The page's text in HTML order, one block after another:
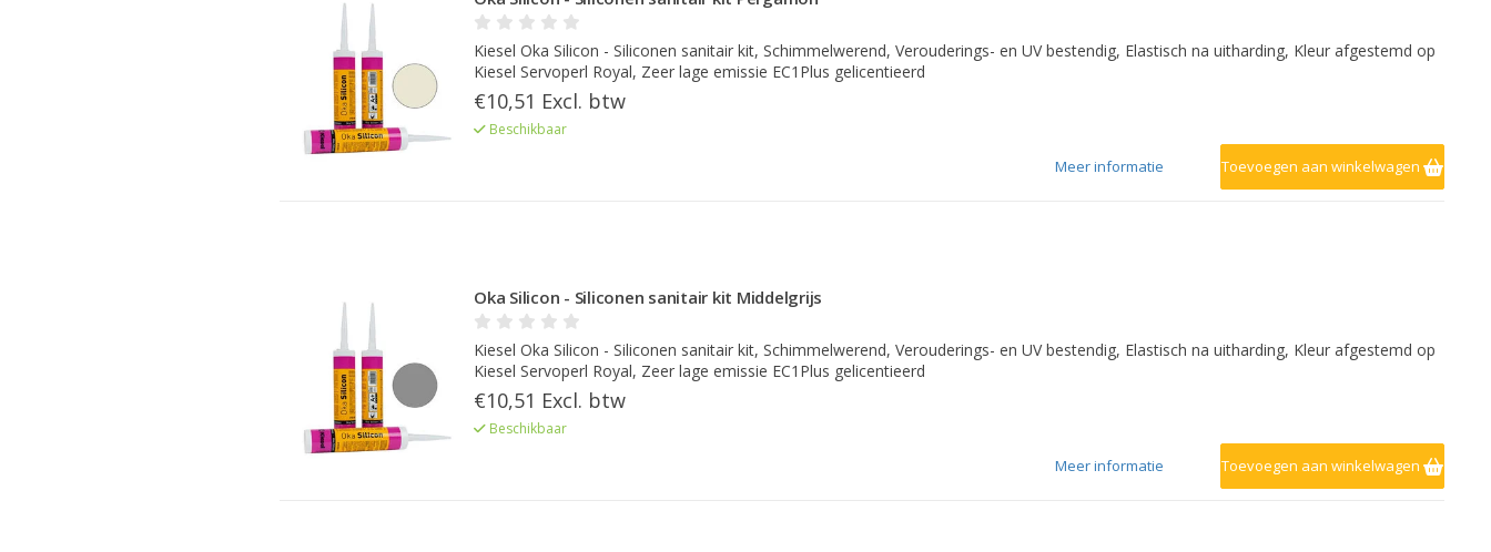
Kiesel Oka Silicon - Siliconen sanitair kit, Schimmelwerend, Verouderings- en UV bestendig, Elastisch na uitharding, Kleur afgestemd op
Kiesel Servoperl Royal, Zeer lage emissie EC1Plus gelicentieerd
€10,51 Excl. btw
Beschikbaar
Toevoegen aan winkelwagen
Meer informatie
Oka Silicon - Siliconen sanitair kit Middelgrijs
Kiesel Oka Silicon - Siliconen sanitair kit, Schimmelwerend, Verouderings- en UV bestendig, Elastisch na uitharding, Kleur afgestemd op
Kiesel Servoperl Royal, Zeer lage emissie EC1Plus gelicentieerd
€10,51 Excl. btw
Beschikbaar
Toevoegen aan winkelwagen
Meer informatie